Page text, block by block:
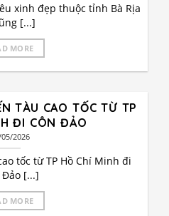
xinh đẹp thuộc tỉnh Bà Rịa
[...]
MORE
TÀU CAO TỐC TỪ TP
ĐI CÔN ĐẢO
2026
tốc từ TP Hồ Chí Minh đi
Đảo [...]
MORE